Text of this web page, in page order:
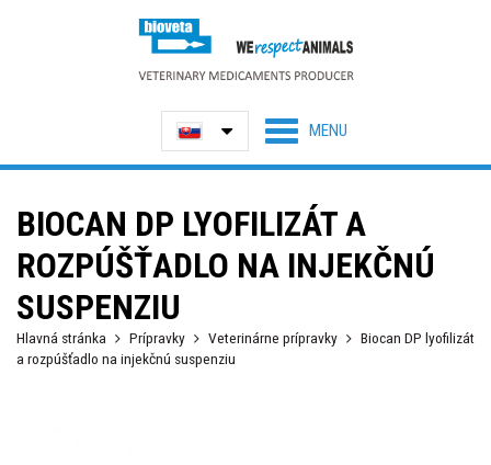
BIOCAN DP LYOFILIZÁT A
ROZPÚŠŤADLO NA INJEKČNÚ
SUSPENZIU
Hlavná stránka Prípravky Veterinárne prípravky
Biocan DP lyofilizát
a rozpúšťadlo na injekčnú suspenziu